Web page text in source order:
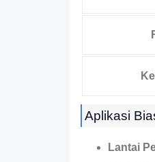
Aplikasi
Lantai